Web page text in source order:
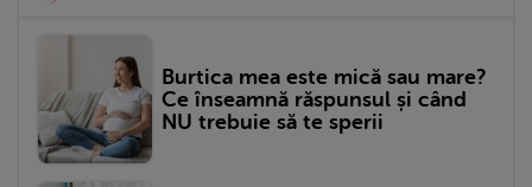
Burtica mea este mică sau mare?
Ce înseamnă răspunsul și când
NU trebuie să te sperii